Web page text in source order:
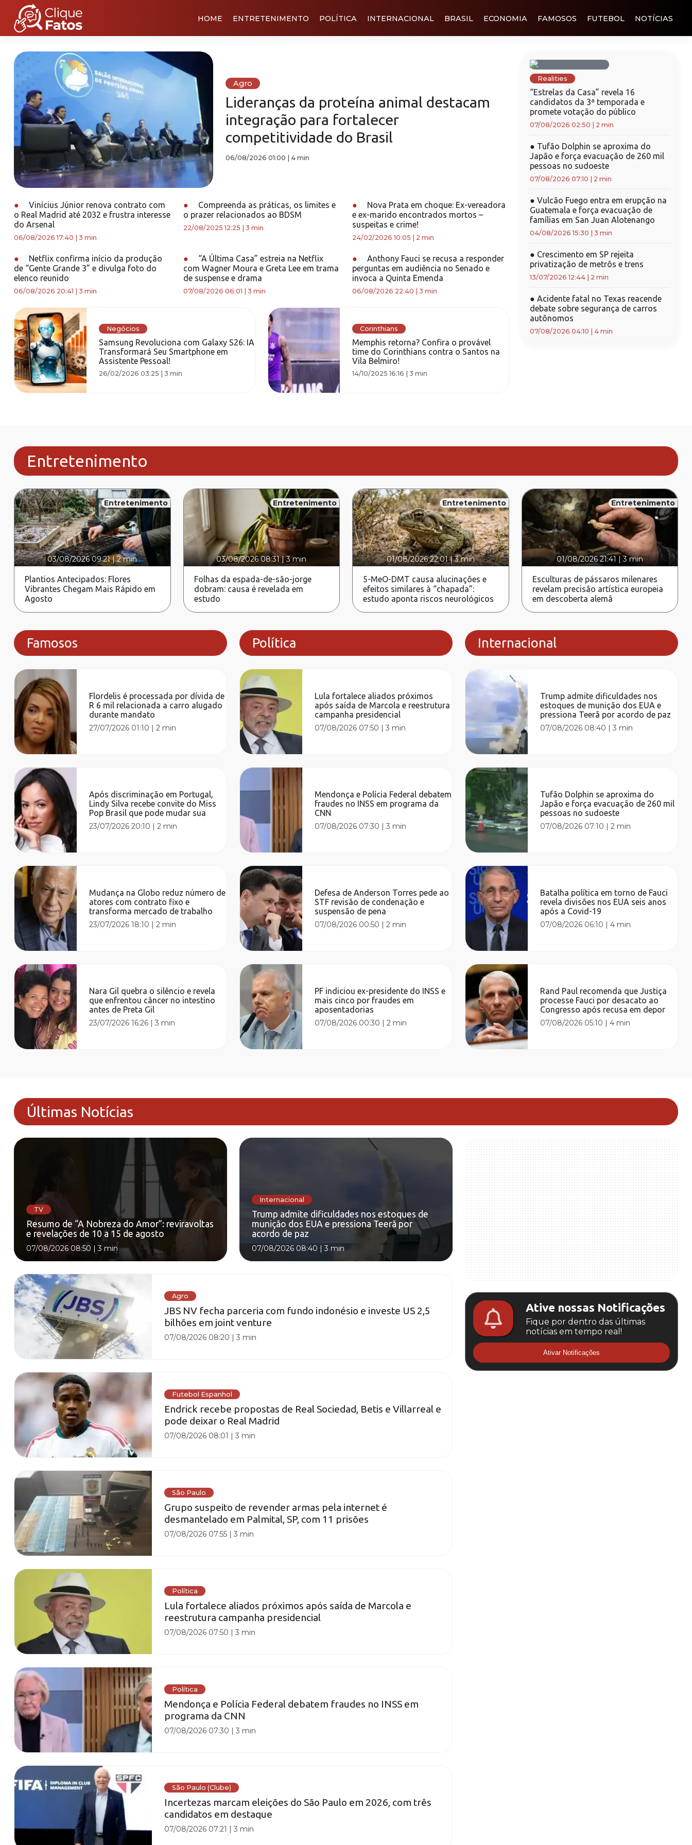
HOME ENTRETENIMENTO POLÍTICA INTERNACIONAL BRASIL ECONOMIA FAMOSOS FUTEBOL NOTÍCIAS
Agro
Lideranças da proteína animal destacam
integração para fortalecer
competitividade do Brasil
06/08/2026 01:00 4 min
●
Vinícius Júnior renova contrato com
o Real Madrid até 2032 e frustra interesse
do Arsenal
06/08/2026 17:40 3 min
●
Compreenda as práticas, os limites e
o prazer relacionados ao BDSM
22/08/2025 12:25 3 min
●
Nova Prata em choque: Ex-vereadora
e ex-marido encontrados mortos –
suspeitas e crime!
24/02/2026 10:05 2 min
●
Netflix confirma início da produção
de “Gente Grande 3” e divulga foto do
elenco reunido
06/08/2026 20:41 3 min
●
“A Última Casa” estreia na Netflix
com Wagner Moura e Greta Lee em trama
de suspense e drama
07/08/2026 06:01 3 min
●
Anthony Fauci se recusa a responder
perguntas em audiência no Senado e
invoca a Quinta Emenda
06/08/2026 22:40 3 min
Negócios
Samsung Revoluciona com Galaxy S26: IA
Transformará Seu Smartphone em
Assistente Pessoal!
26/02/2026 03:25 | 3 min
Corinthians
Memphis retorna? Confira o provável
time do Corinthians contra o Santos na
Vila Belmiro!
14/10/2025 16:16 |3 min
Realities
“Estrelas da Casa” revela 16
candidatos da 3ª temporada e
promete votação do público
07/08/2026 02:50 2 min
● Tufão Dolphin se aproxima do
Japão e força evacuação de 260 mil
pessoas no sudoeste
07/08/2026 07:10 2 min
● Vulcão Fuego entra em erupção na
Guatemala e força evacuação de
famílias em San Juan Alotenango
04/08/2026 15:30 3 min
● Crescimento em SP rejeita
privatização de metrôs e trens
13/07/2026 12:44| 2 min
● Acidente fatal no Texas reacende
debate sobre segurança de carros
autônomos
07/08/2026 04:10 4 min
Entretenimento
Entretenimento
03/08/2026 09:21|2 min
Plantios Antecipados: Flores
Vibrantes Chegam Mais Rápido em
Agosto
Entretenimento
03/08/2026 08:31|3 min
Folhas da espada-de-são-jorge
dobram: causa é revelada em
estudo
Entretenimento
01/08/2026 22:01|3 min
5-MeO-DMT causa alucinações e
efeitos similares à “chapada”:
estudo aponta riscos neurológicos
Entretenimento
01/08/2026 21:41 |3 min
Esculturas de pássaros milenares
revelam precisão artística europeia
em descoberta alemã
Famosos
Flordelis é processada por dívida de
R 6 mil relacionada a carro alugado
durante mandato
27/07/2026 01:10 |2 min
Após discriminação em Portugal,
Lindy Silva recebe convite do Miss
Pop Brasil que pode mudar sua
23/07/2026 20:10 |2 min
Mudança na Globo reduz número de
atores com contrato fixo e
transforma mercado de trabalho
23/07/2026 18:10 |2 min
Nara Gil quebra o silêncio e revela
que enfrentou câncer no intestino
antes de Preta Gil
23/07/2026 16:26 |3 min
Política
Lula fortalece aliados próximos
após saída de Marcola e reestrutura
campanha presidencial
07/08/2026 07:50 |3 min
Mendonça e Polícia Federal debatem
fraudes no INSS em programa da
CNN
07/08/2026 07:30 |3 min
Defesa de Anderson Torres pede ao
STF revisão de condenação e
suspensão de pena
07/08/2026 00:50 |2 min
PF indiciou ex-presidente do INSS e
mais cinco por fraudes em
aposentadorias
07/08/2026 00:30 |2 min
Internacional
Trump admite dificuldades nos
estoques de munição dos EUA e
pressiona Teerã por acordo de paz
07/08/2026 08:40 |3 min
Tufão Dolphin se aproxima do
Japão e força evacuação de 260 mil
pessoas no sudoeste
07/08/2026 07:10 |2 min
Batalha política em torno de Fauci
revela divisões nos EUA seis anos
após a Covid-19
07/08/2026 06:10 |4 min
Rand Paul recomenda que Justiça
processe Fauci por desacato ao
Congresso após recusa em depor
07/08/2026 05:10 |4 min
Últimas Notícias
TV
Resumo de “A Nobreza do Amor”: reviravoltas
e revelações de 10 a 15 de agosto
07/08/2026 08:50 |3 min
Internacional
Trump admite dificuldades nos estoques de
munição dos EUA e pressiona Teerã por
acordo de paz
07/08/2026 08:40 |3 min
Agro
JBS NV fecha parceria com fundo indonésio e investe US 2,5
bilhões em joint venture
07/08/2026 08:20 |3 min
Futebol Espanhol
Endrick recebe propostas de Real Sociedad, Betis e Villarreal e
pode deixar o Real Madrid
07/08/2026 08:01 |3 min
São Paulo
Grupo suspeito de revender armas pela internet é
desmantelado em Palmital, SP, com 11 prisões
07/08/2026 07:55 |3 min
Política
Lula fortalece aliados próximos após saída de Marcola e
reestrutura campanha presidencial
07/08/2026 07:50 |3 min
Política
Mendonça e Polícia Federal debatem fraudes no INSS em
programa da CNN
07/08/2026 07:30 |3 min
São Paulo (Clube)
Incertezas marcam eleições do São Paulo em 2026, com três
candidatos em destaque
07/08/2026 07:21 |3 min
Ative nossas Notificações
Fique por dentro das últimas
notícias em tempo real!
Ativar Notificações